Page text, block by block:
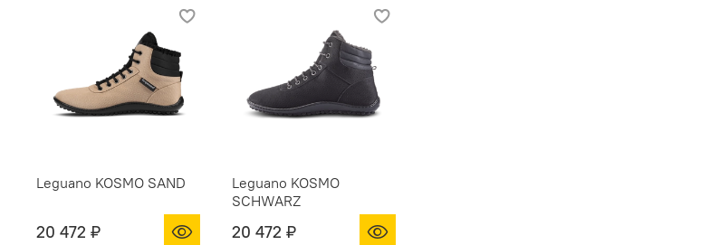
Leguano KOSMO SAND
20 472 ₽
Leguano KOSMO
SCHWARZ
20 472 ₽